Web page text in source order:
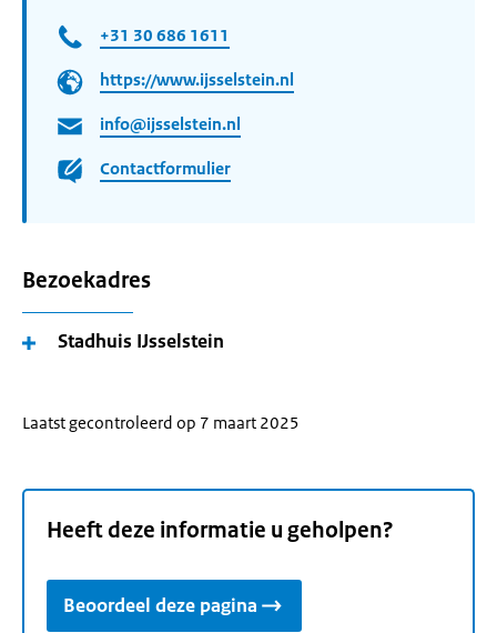
+31 30 686 1611
https://www.ijsselstein.nl
info@ijsselstein.nl
Contactformulier
Bezoekadres
Stadhuis IJsselstein
Laatst gecontroleerd op 7 maart 2025
Heeft deze informatie u geholpen?
Beoordeel deze pagina